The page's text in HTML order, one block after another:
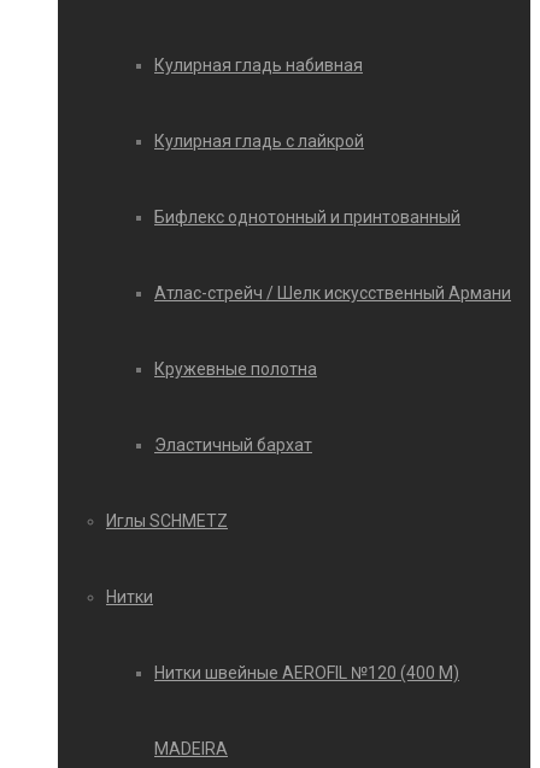
Кулирная гладь набивная
Кулирная гладь с лайкрой
Бифлекс однотонный и принтованный
Атлас-стрейч / Шелк искусственный Армани
Кружевные полотна
Эластичный бархат
Иглы SCHMETZ
Нитки
Нитки швейные AEROFIL №120 (400 М)
MADEIRA